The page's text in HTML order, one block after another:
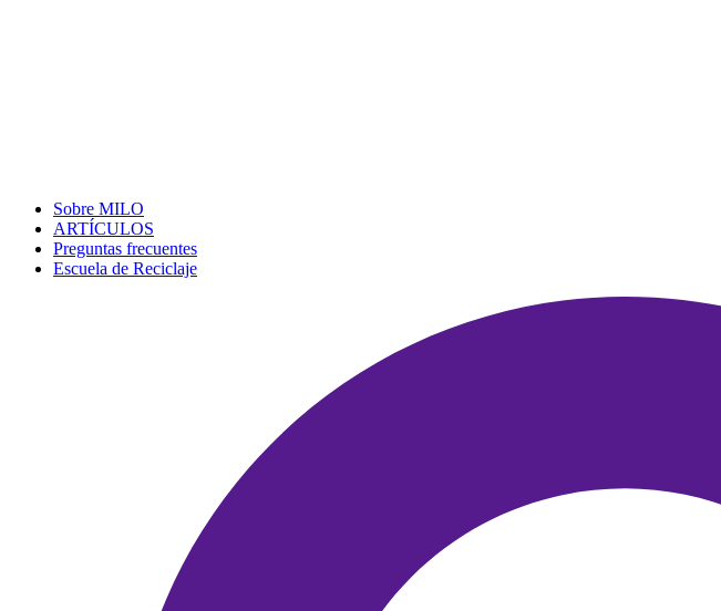
Sobre MILO
ARTÍCULOS
Preguntas frecuentes
Escuela de Reciclaje